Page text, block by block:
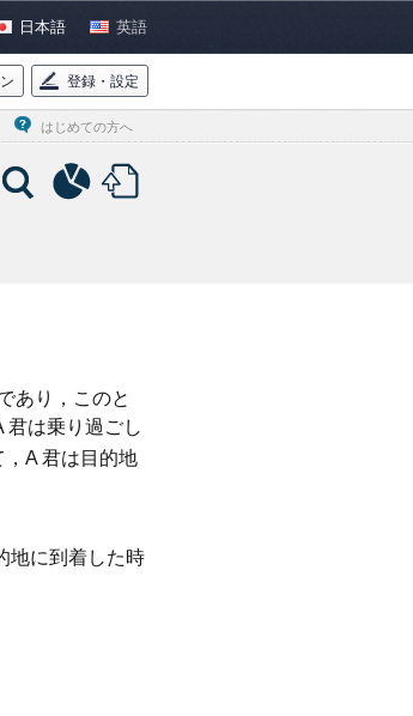
登録・設定
日本語 英語
はじめての方へ
あり，このと
君は乗り過ごし
A 君は目的地
地に到着した時